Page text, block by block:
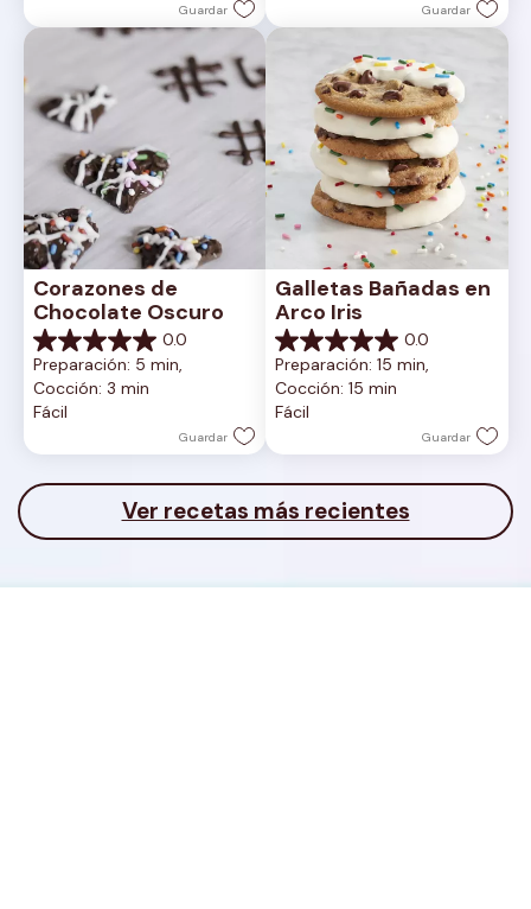
Guardar Guardar
Corazones de
Chocolate Oscuro
0.0
0.0
de
5
estrellas.
Preparación: 5 min,
Cocción: 3 min
Fácil
Guardar
Galletas Bañadas en
Arco Iris
0.0
0.0
de
5
estrellas.
Preparación: 15 min,
Cocción: 15 min
Fácil
Guardar
Ver recetas más recientes